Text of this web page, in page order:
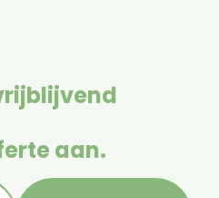
aan.